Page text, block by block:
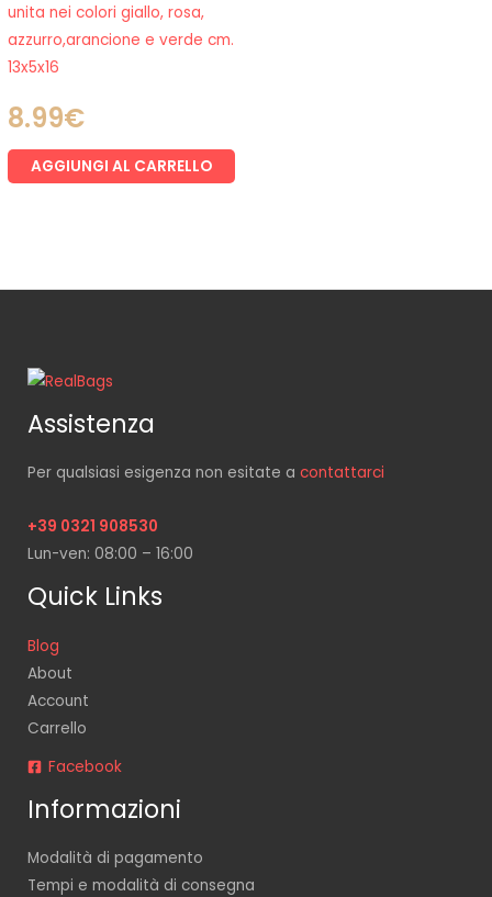
unita nei colori giallo, rosa,
azzurro,arancione e verde cm.
13x5x16
8.99€
AGGIUNGI AL CARRELLO
Assistenza
Per qualsiasi esigenza non esitate a contattarci
+39 0321 908530
Lun-ven: 08:00 – 16:00
Quick Links
Blog
About
Account
Carrello
Facebook
Informazioni
Modalità di pagamento
Tempi e modalità di consegna